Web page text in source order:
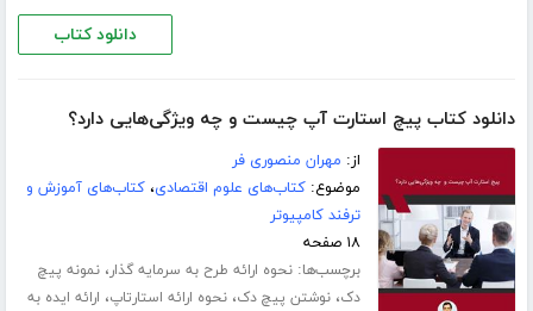
دانلود کتاب
دانلود کتاب پیچ استارت آپ چیست و چه ویژگی‌هایی دارد؟
از: مهران منصوری فر
موضوع:کتاب‌های علوم اقتصادی،کتاب‌های آموزش و
ترفند کامپیوتر
۱۸ صفحه
برچسب‌ها:نحوه ارائه طرح به سرمایه گذار،نمونه پیچ
دک،نوشتن پیچ دک،نحوه ارائه استارتاپ، ارائه ایده به